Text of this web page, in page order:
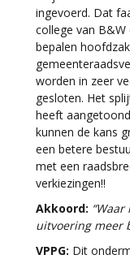
ingevoerd. Dat
college van
bepalen
worden in zeer
gesloten. Het
heeft
kunnen de kans
een betere
met een
verkiezingen!!
Akkoord:
uitvoering meer
VPPG: Dit